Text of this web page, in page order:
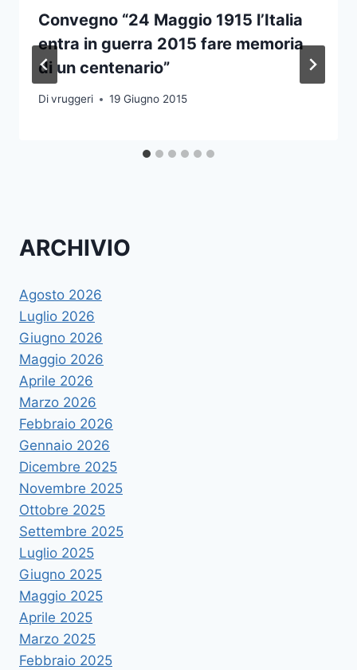
Convegno “24 Maggio 1915 l’Italia
entra in guerra 2015 fare memoria
di un centenario”
Divruggeri 19 Giugno 2015
ARCHIVIO
Agosto 2026
Luglio 2026
Giugno 2026
Maggio 2026
Aprile 2026
Marzo 2026
Febbraio 2026
Gennaio 2026
Dicembre 2025
Novembre 2025
Ottobre 2025
Settembre 2025
Luglio 2025
Giugno 2025
Maggio 2025
Aprile 2025
Marzo 2025
Febbraio 2025